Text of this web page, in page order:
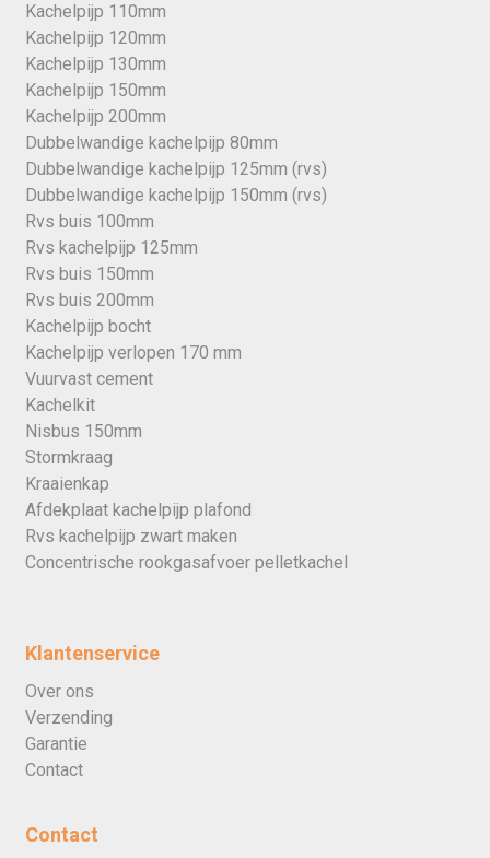
Kachelpijp 110mm
Kachelpijp 120mm
Kachelpijp 130mm
Kachelpijp 150mm
Kachelpijp 200mm
Dubbelwandige kachelpijp 80mm
Dubbelwandige kachelpijp 125mm (rvs)
Dubbelwandige kachelpijp 150mm (rvs)
Rvs buis 100mm
Rvs kachelpijp 125mm
Rvs buis 150mm
Rvs buis 200mm
Kachelpijp bocht
Kachelpijp verlopen 170 mm
Vuurvast cement
Kachelkit
Nisbus 150mm
Stormkraag
Kraaienkap
Afdekplaat kachelpijp plafond
Rvs kachelpijp zwart maken
Concentrische rookgasafvoer pelletkachel
Klantenservice
Over ons
Verzending
Garantie
Contact
Contact